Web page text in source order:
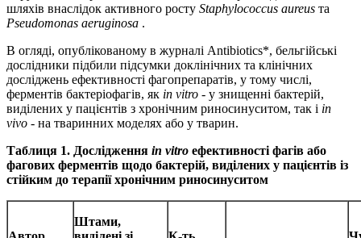
шляхів внаслідок активного росту Staphylococcus aureus та
Pseudomonas aeruginosa .
В огляді, опублікованому в журналі Antibiotics*, бельгійські
дослідники підбили підсумки доклінічних та клінічних
досліджень ефективності фагопрепаратів, у тому числі,
ферментів бактеріофагів, як in vitro - у знищенні бактерій,
виділених у пацієнтів з хронічним риносинуситом, так і in
vivo - на тваринних моделях або у тварин.
Таблиця 1. Дослідження in vitro ефективності фагів або
фагових ферментів щодо бактерій, виділених у пацієнтів із
стійким до терапії хронічним риносинуситом
Штами,